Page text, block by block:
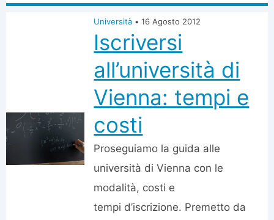
Università • 16 Agosto 2012
Iscriversi
all’università di
Vienna: tempi e
costi
Proseguiamo la guida alle
università di Vienna con le
modalità, costi e
tempi d’iscrizione. Premetto da